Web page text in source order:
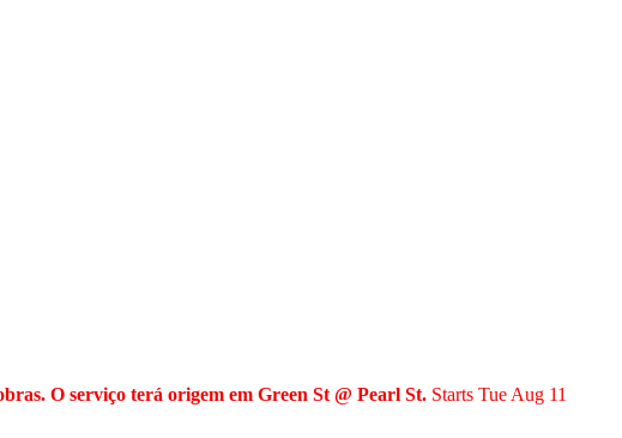
O serviço terá origem em Green St @ Pearl St. Starts Tue Aug 11